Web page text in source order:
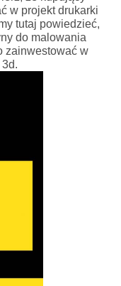
w projekt drukarki
tutaj powiedzieć,
do malowania
zainwestować w